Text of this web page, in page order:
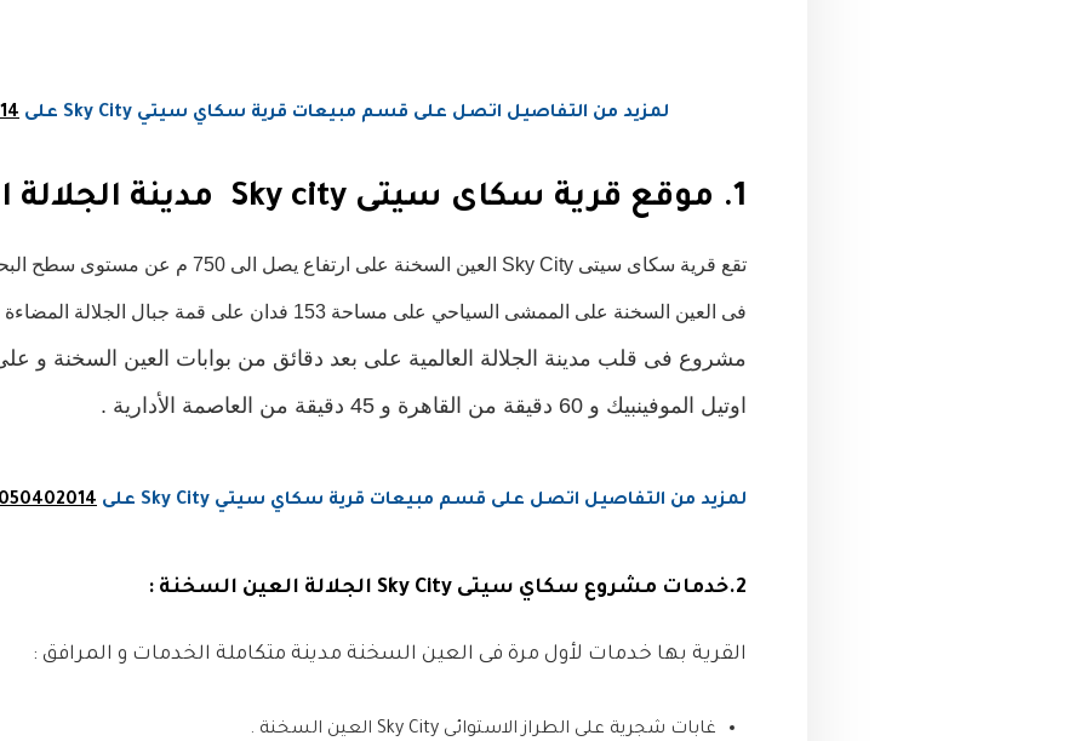
لمزيد من التفاصيل اتصل على قسم مبيعات قرية سكاي سيتي Sky City على
1. موقع قرية سكاى سيتى Sky city مدينة الجلالة العين السخنة :
تقع قرية سكاى سيتى Sky City العين السخنة على ارتفاع يصل الى 750 م عن مستوى سطح البحر بجوار التليفريك
فى العين السخنة على الممشى السياحي على مساحة 153 فدان على قمة جبال الجلالة المضاءة
مشروع فى قلب مدينة الجلالة العالمية على بعد دقائق من بوابات العين السخنة و
اوتيل الموفينبيك و 60 دقيقة من القاهرة و 45 دقيقة من العاصمة الأدارية .
لمزيد من التفاصيل اتصل على قسم مبيعات قرية سكاي سيتي Sky City على
2.خدمات مشروع سكاي سيتى Sky City الجلالة العين السخنة :
القرية بها خدمات لأول مرة فى العين السخنة مدينة متكاملة الخدمات و المرافق :
غابات شجرية على الطراز الاستوائى Sky City العين السخنة .